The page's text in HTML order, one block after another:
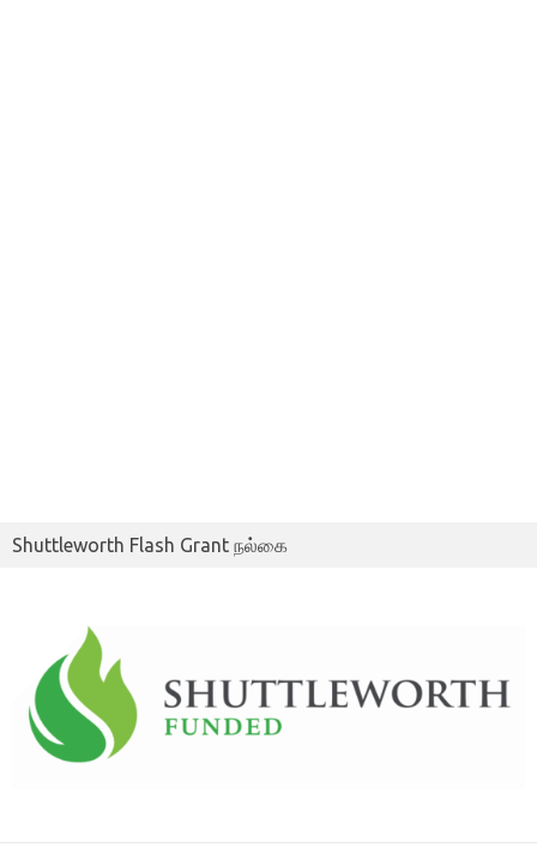
Shuttleworth Flash Grant நல்கை